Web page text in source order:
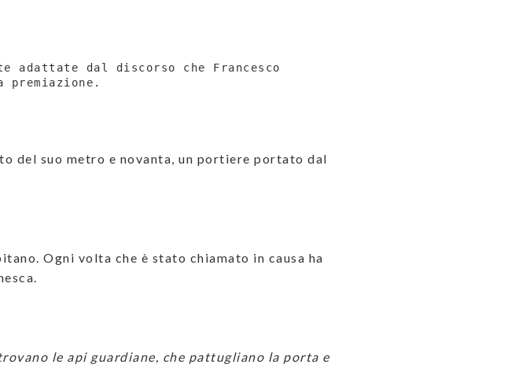
adattate dal discorso che Francesco
del suo metro e novanta, un portiere portato dal
Ogni volta che è stato chiamato in causa ha
le api guardiane, che pattugliano la porta e